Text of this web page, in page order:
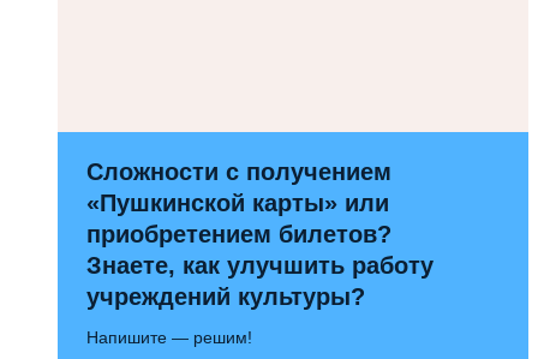
Сложности с получением
«Пушкинской карты» или
приобретением билетов?
Знаете, как улучшить работу
учреждений культуры?
Напишите — решим!